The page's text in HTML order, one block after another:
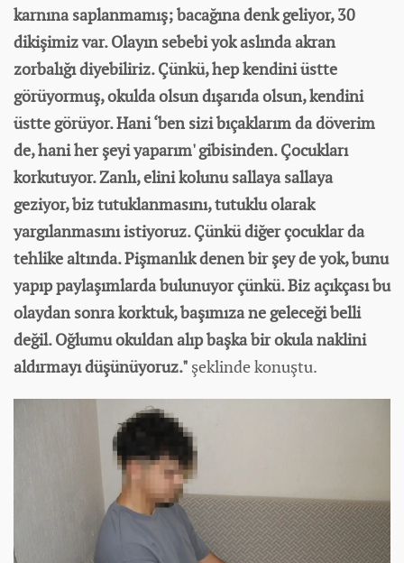
karnına saplanmamış; bacağına denk geliyor, 30
dikişimiz var. Olayın sebebi yok aslında akran
zorbalığı diyebiliriz. Çünkü, hep kendini üstte
görüyormuş, okulda olsun dışarıda olsun, kendini
üstte görüyor. Hani ‘ben sizi bıçaklarım da döverim
de, hani her şeyi yaparım' gibisinden. Çocukları
korkutuyor. Zanlı, elini kolunu sallaya sallaya
geziyor, biz tutuklanmasını, tutuklu olarak
yargılanmasını istiyoruz. Çünkü diğer çocuklar da
tehlike altında. Pişmanlık denen bir şey de yok, bunu
yapıp paylaşımlarda bulunuyor çünkü. Biz açıkçası bu
olaydan sonra korktuk, başımıza ne geleceği belli
değil. Oğlumu okuldan alıp başka bir okula naklini
aldırmayı düşünüyoruz." şeklinde konuştu.